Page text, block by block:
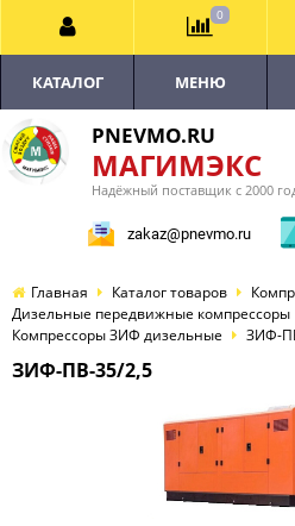
PNEVMO.RU
МАГИМЭКС
Надёжный поставщик с 2000
zakaz@pnevmo.ru
КАТАЛОГ МЕНЮ
Главная Каталог товаров
Дизельные передвижные компрессоры
Компрессоры ЗИФ дизельные
ЗИФ-
ЗИФ-ПВ-35/2,5
0